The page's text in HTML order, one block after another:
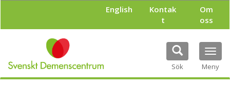
l
English
Kontak
t
Om
oss
Sök Meny